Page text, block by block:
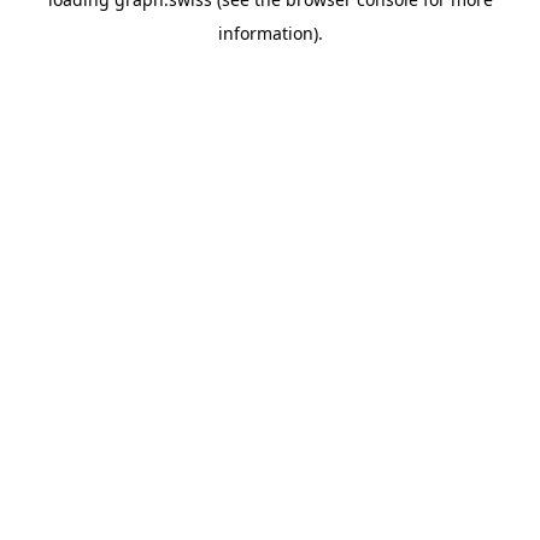
information).